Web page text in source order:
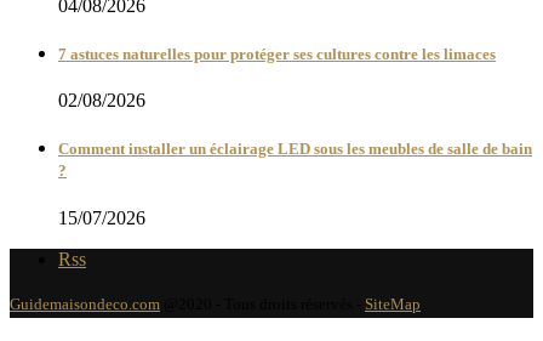
04/08/2026
7 astuces naturelles pour protéger ses cultures contre les limaces
02/08/2026
Comment installer un éclairage LED sous les meubles de salle de bain
?
15/07/2026
Rss
Guidemaisondeco.com SiteMap